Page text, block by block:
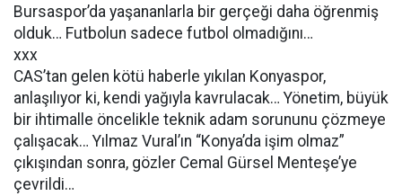
Bursaspor’da yaşananlarla bir gerçeği daha öğrenmiş
olduk… Futbolun sadece futbol olmadığını…
xxx
CAS’tan gelen kötü haberle yıkılan Konyaspor,
anlaşılıyor ki, kendi yağıyla kavrulacak… Yönetim, büyük
bir ihtimalle öncelikle teknik adam sorununu çözmeye
çalışacak… Yılmaz Vural’ın “Konya’da işim olmaz”
çıkışından sonra, gözler Cemal Gürsel Menteşe’ye
çevrildi…